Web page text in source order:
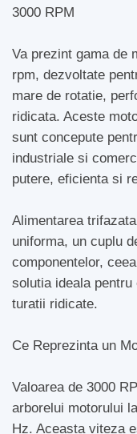
3000 RPM
Va prezint gama de
rpm, dezvoltate
mare de rotatie,
ridicata. Aceste
sunt concepute
industriale si
putere, eficienta si
Alimentarea
uniforma, un cuplu
componentelor,
solutia ideala
turatii ridicate.
Ce Reprezinta un
Valoarea de 3000
arborelui motorului
Hz. Aceasta viteza